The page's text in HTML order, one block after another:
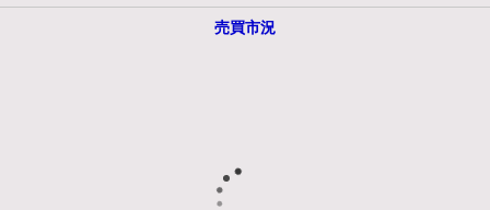
売買市況